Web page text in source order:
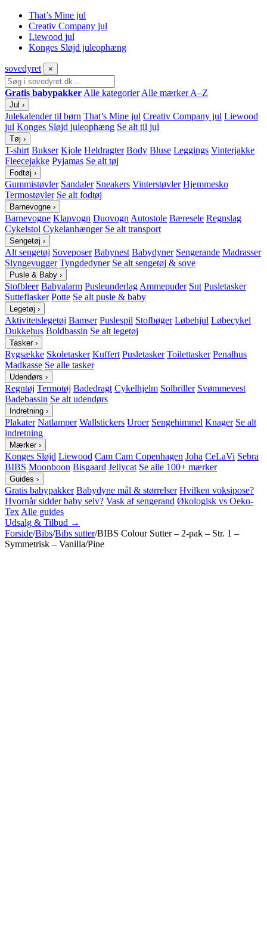
That’s Mine jul
Creativ Company jul
Liewood jul
Konges Sløjd juleophæng
sovedyret ×
Gratis babypakker Alle kategorier Alle mærker A–Z
Jul ›
Julekalender til børn That’s Mine jul Creativ Company jul Liewood
jul Konges Sløjd juleophæng Se alt til jul
Tøj ›
T-shirt Bukser Kjole Heldragter Body Bluse Leggings Vinterjakke
Fleecejakke Pyjamas Se alt tøj
Fodtøj ›
Gummistøvler Sandaler Sneakers Vinterstøvler Hjemmesko
Termostøvler Se alt fodtøj
Barnevogne ›
Barnevogne Klapvogn Duovogn Autostole Bæresele Regnslag
Cykelstol Cykelanhænger Se alt transport
Sengetøj ›
Alt sengetøj Soveposer Babynest Babydyner Sengerande Madrasser
Slyngevugger Tyngdedyner Se alt sengetøj & sove
Pusle & Baby ›
Stofbleer Babyalarm Pusleunderlag Ammepuder Sut Pusletasker
Sutteflasker Potte Se alt pusle & baby
Legetøj ›
Aktivitetslegetøj Bamser Puslespil Stofbøger Løbehjul Løbecykel
Dukkehus Boldbassin Se alt legetøj
Tasker ›
Rygsække Skoletasker Kuffert Pusletasker Toilettasker Penalhus
Madkasse Se alle tasker
Udendørs ›
Regntøj Termotøj Badedragt Cykelhjelm Solbriller Svømmevest
Badebassin Se alt udendørs
Indretning ›
Plakater Natlamper Wallstickers Uroer Sengehimmel Knager Se alt
indretning
Mærker ›
Konges Sløjd Liewood Cam Cam Copenhagen Joha CeLaVi Sebra
BIBS Moonboon Bisgaard Jellycat Se alle 100+ mærker
Guides ›
Gratis babypakker Babydyne mål & størrelser Hvilken voksipose?
Hvornår sidder baby selv? Vask af sengerand Økologisk vs Oeko-
Tex Alle guides
Udsalg & Tilbud →
Forside/Bibs/Bibs sutter/BIBS Colour Sutter – 2-pak – Str. 1 –
Symmetrisk – Vanilla/Pine